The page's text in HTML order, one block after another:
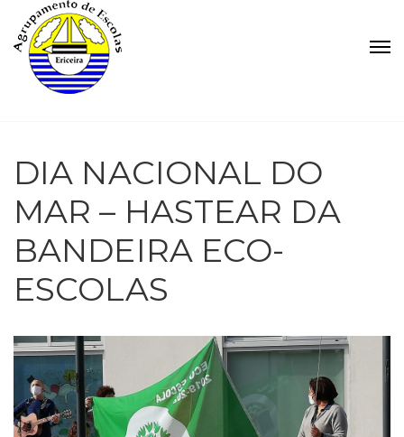
DIA NACIONAL DO
MAR – HASTEAR DA
BANDEIRA ECO-
ESCOLAS